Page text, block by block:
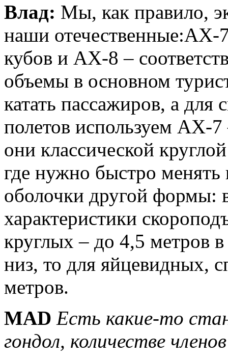
Влад: Мы, как правило,
наши отечественные:АХ-
кубов и АХ-8 –
объемы в основном
катать пассажиров, а для
полетов используем АХ-
они классической
где нужно быстро менять
оболочки другой формы:
характеристики
круглых – до 4,5 метров
низ, то для яйцевидных,
метров.
MAD Есть какие-то
гондол, количестве